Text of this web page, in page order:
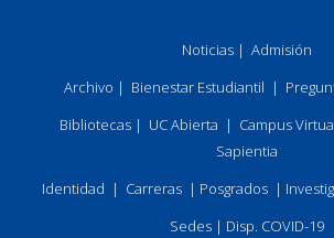
Noticias | Admisión
Archivo | Bienestar Estudiantil |
Bibliotecas| UC Abierta | Campus
Sapientia
Identidad | Carreras | Posgrados |
Sedes | Disp. COVID-19